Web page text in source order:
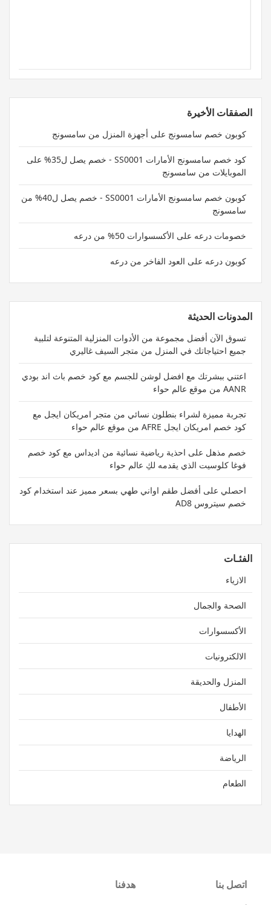
الصفقات الأخيرة
كوبون خصم سامسونج على أجهزة المنزل من سامسونج
كود خصم سامسونج الأمارات SS0001 - خصم يصل ل35% على
الموبايلات من سامسونج
كوبون خصم سامسونج الأمارات SS0001 - خصم يصل ل40% من
سامسونج
خصومات درعه على الأكسسوارات 50% من درعه
كوبون درعه على العود الفاخر من درعه
المدونات الحديثة
تسوق الآن أفضل مجموعة من الأدوات المنزلية المتنوعة لتلبية
جميع احتياجاتك في المنزل من متجر السيف غاليري
اعتني ببشرتك مع افضل لوشن للجسم مع كود خصم باث اند بودي
AANR من موقع عالم حواء
تجربة مميزة لشراء بنطلون نسائي من متجر امريكان ايجل مع
كود خصم امريكان ايجل AFRE من موقع عالم حواء
خصم مذهل على احذية رياضية نسائية من اديداس مع كود خصم
فوغا كلوسيت الذي يقدمه لكِ عالم حواء
احصلي على أفضل طقم اواني طهي بسعر مميز عند استخدام كود
خصم سيتروس AD8
الفئـات
الازياء
الصحة والجمال
الأكسسوارات
الالكترونيات
المنزل والحديقة
الأطفال
الهدايا
الرياضة
الطعام
اتصل بنا
هدفنا